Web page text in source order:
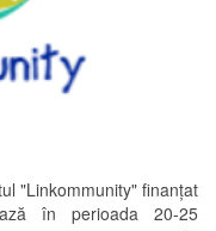
"Linkommunity" finanțat
în perioada 20-25